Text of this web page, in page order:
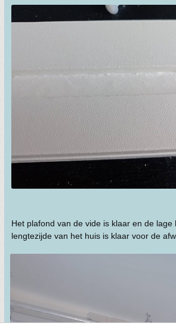
Het plafond van de vide is klaar en de lage
lengtezijde van het huis is klaar voor de